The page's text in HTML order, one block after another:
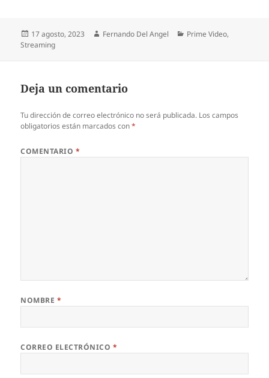
Publicado
el
17 agosto, 2023 Autor
Fernando Del Angel Categorías
Prime Video,
Streaming
Deja un comentario
Tu dirección de correo electrónico no será publicada. Los campos
obligatorios están marcados con*
COMENTARIO *
NOMBRE *
CORREO ELECTRÓNICO *